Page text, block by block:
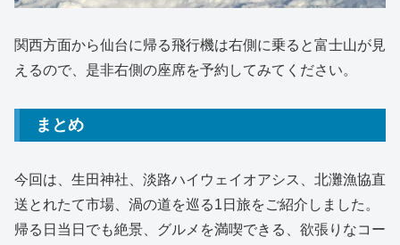
関西方面から仙台に帰る飛行機は右側に乗ると富士山が見
えるので、是非右側の座席を予約してみてください。
まとめ
今回は、生田神社、淡路ハイウェイオアシス、北灘漁協直
送とれたて市場、渦の道を巡る1日旅をご紹介しました。
帰る日当日でも絶景、グルメを満喫できる、欲張りなコー